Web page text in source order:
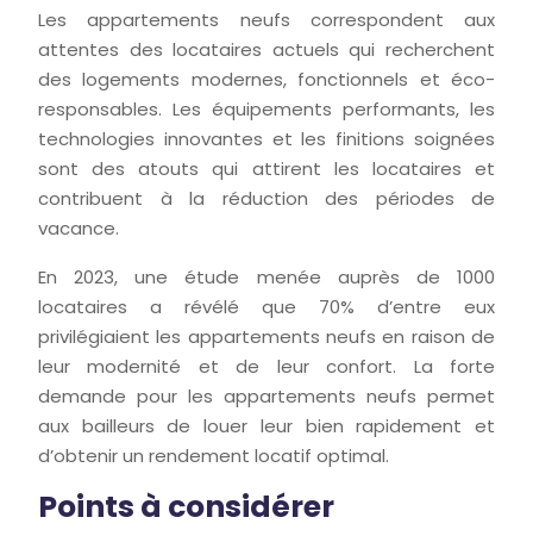
Les appartements neufs correspondent aux
attentes des locataires actuels qui recherchent
des logements modernes, fonctionnels et éco-
responsables. Les équipements performants, les
technologies innovantes et les finitions soignées
sont des atouts qui attirent les locataires et
contribuent à la réduction des périodes de
vacance.
En 2023, une étude menée auprès de 1000
locataires a révélé que 70% d’entre eux
privilégiaient les appartements neufs en raison de
leur modernité et de leur confort. La forte
demande pour les appartements neufs permet
aux bailleurs de louer leur bien rapidement et
d’obtenir un rendement locatif optimal.
Points à considérer